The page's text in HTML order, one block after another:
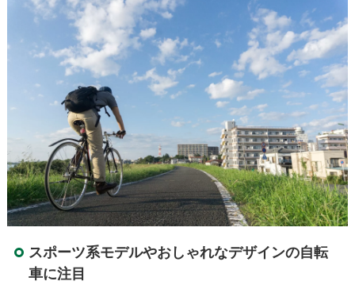
スポーツ系モデルやおしゃれなデザインの自転
車に注目